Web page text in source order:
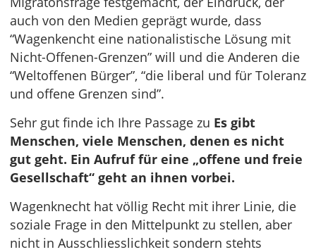
auch von den Medien geprägt wurde, dass
“Wagenkencht eine nationalistische Lösung mit
Nicht-Offenen-Grenzen” will und die Anderen die
“Weltoffenen Bürger”, “die liberal und für Toleranz
und offene Grenzen sind”.
Sehr gut finde ich Ihre Passage zu Es gibt
Menschen, viele Menschen, denen es nicht
gut geht. Ein Aufruf für eine „offene und freie
Gesellschaft“ geht an ihnen vorbei.
Wagenknecht hat völlig Recht mit ihrer Linie, die
soziale Frage in den Mittelpunkt zu stellen, aber
nicht in Ausschliesslichkeit sondern stehts